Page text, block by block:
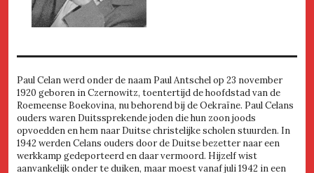
Paul Celan werd onder de naam Paul Antschel op 23 november
1920 geboren in Czernowitz, toentertijd de hoofdstad van de
Roemeense Boekovina, nu behorend bij de Oekraïne. Paul Celans
ouders waren Duitssprekende joden die hun zoon joods
opvoedden en hem naar Duitse christelijke scholen stuurden. In
1942 werden Celans ouders door de Duitse bezetter naar een
werkkamp gedeporteerd en daar vermoord. Hijzelf wist
aanvankelijk onder te duiken, maar moest vanaf juli 1942 in een